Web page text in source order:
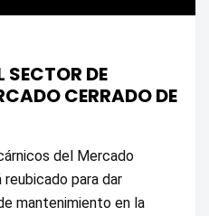
SECTOR DE
CERRADO DE
del Mercado
para dar
mantenimiento en la